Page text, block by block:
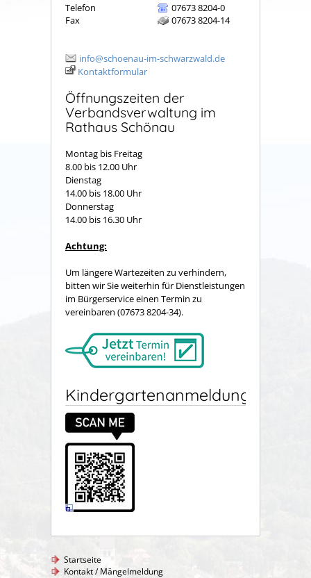
Telefon
07673 8204-0
Fax
07673 8204-14
info@schoenau-im-schwarzwald.de
Kontaktformular
Öffnungszeiten der
Verbandsverwaltung im
Rathaus Schönau
Montag bis Freitag
8.00 bis 12.00 Uhr
Dienstag
14.00 bis 18.00 Uhr
Donnerstag
14.00 bis 16.30 Uhr
Achtung:
Um längere Wartezeiten zu verhindern,
bitten wir Sie weiterhin für Dienstleistungen
im Bürgerservice einen Termin zu
vereinbaren (07673 8204-34).
Kindergartenanmeldung
Startseite
Kontakt / Mängelmeldung